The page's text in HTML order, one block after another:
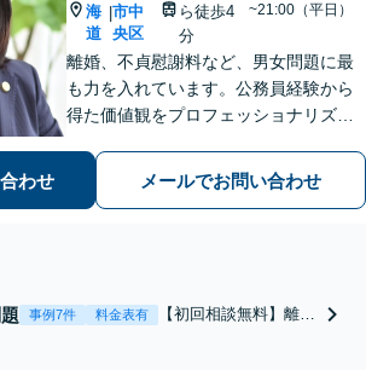
海
道
|市中
央区
ら徒歩4
分
~21:00（平日）
離婚、不貞慰謝料など、男女問題に最
も力を入れています。公務員経験から
得た価値観をプロフェッショナリズム
ながら、正確な情報提供と誠実なコミ
ュニケーションを心がけて、最善の解
わせ メールでお問い合わせ
事例7件 料金表有
【初回相談無料】離婚